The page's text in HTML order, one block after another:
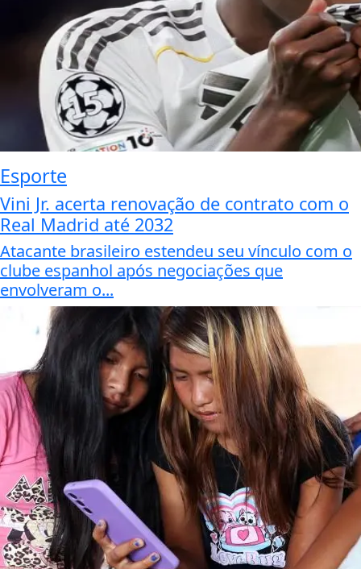
Esporte
Vini Jr. acerta renovação de contrato com o
Real Madrid até 2032
Atacante brasileiro estendeu seu vínculo com o
clube espanhol após negociações que
envolveram o...